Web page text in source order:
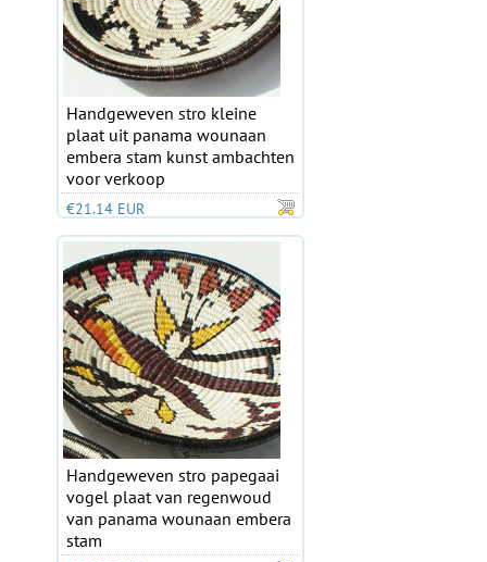
Handgeweven stro kleine
plaat uit panama wounaan
embera stam kunst ambachten
voor verkoop
€21.14 EUR
Handgeweven stro papegaai
vogel plaat van regenwoud
van panama wounaan embera
stam